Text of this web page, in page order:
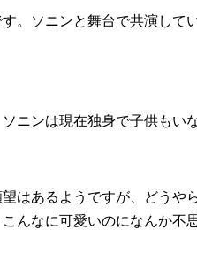
。ソニンと舞台で共演して
ニンは現在独身で子供もい
はあるようですが、どうや
んなに可愛いのになんか不